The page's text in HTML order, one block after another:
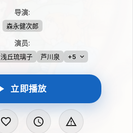
导演:
森永健次郎
演员:
浅丘琉璃子 芦川泉 +5
立即播放